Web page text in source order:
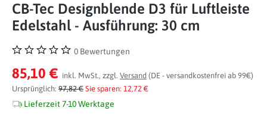
CB-Tec Designblende D3 für Luftleiste
Edelstahl - Ausführung: 30 cm
Durchschnittliche Bewertung von 0 von 5 Sternen
0 Bewertungen
85,10 € inkl. MwSt., zzgl. Versand (DE - versandkostenfrei ab 99€)
Ursprünglich: 97,82 € Sie sparen: 12,72 €
Lieferzeit 7-10 Werktage